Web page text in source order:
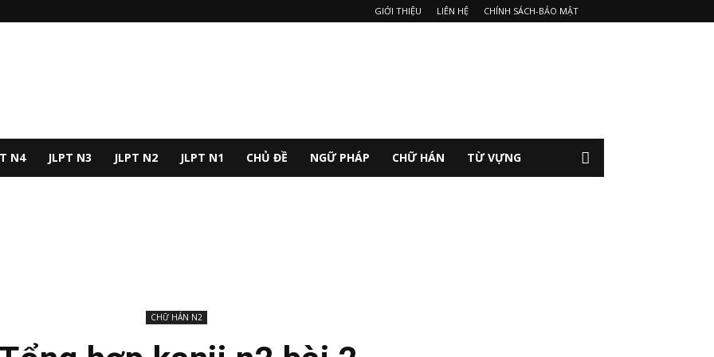
GIỚI THIỆU LIÊN HỆ CHÍNH SÁCH-BẢO MẬT
N4 JLPT N3 JLPT N2 JLPT N1 CHỦ ĐỀ NGỮ PHÁP CHỮ HÁN TỪ VỰNG
CHỮ HÁN N2